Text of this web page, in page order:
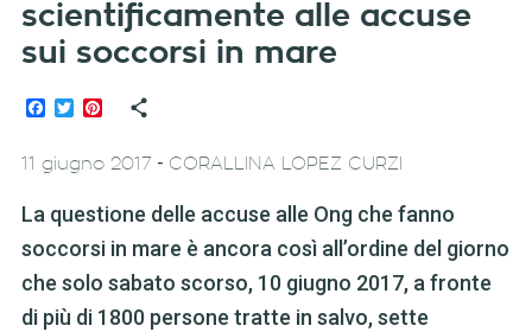
scientificamente alle accuse
sui soccorsi in mare
Facebook
TwitterPinterest
11 giugno 2017 - CORALLINA LOPEZ CURZI
La questione delle accuse alle Ong che fanno
soccorsi in mare è ancora così all’ordine del giorno
che solo sabato scorso, 10 giugno 2017, a fronte
di più di 1800 persone tratte in salvo, sette